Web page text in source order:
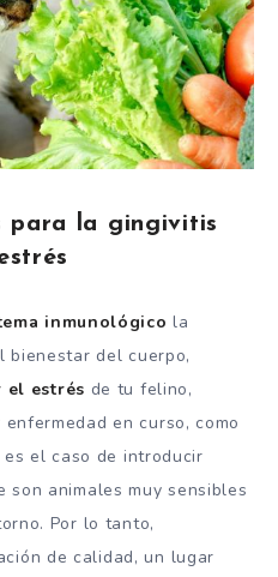
para la gingivitis
inmunológico la
bienestar del cuerpo,
el estrés de tu felino,
en curso, como
el caso de introducir
son animales muy sensibles
Por lo tanto,
de calidad, un lugar